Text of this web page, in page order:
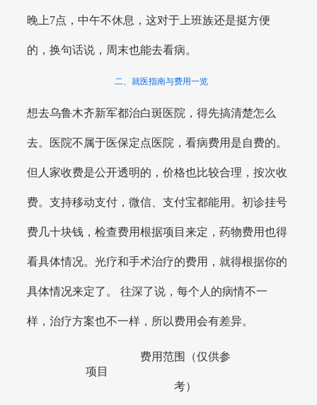
晚上7点，中午不休息，这对于上班族还是挺方便
的，换句话说，周末也能去看病。
二、就医指南与费用一览
想去乌鲁木齐新军都治白斑医院，得先搞清楚怎么
去。医院不属于医保定点医院，看病费用是自费的。
但人家收费是公开透明的，价格也比较合理，按次收
费。支持移动支付，微信、支付宝都能用。初诊挂号
费几十块钱，检查费用根据项目来定，药物费用也得
看具体情况。光疗和手术治疗的费用，就得根据你的
具体情况来定了。 往深了说，每个人的病情不一
样，治疗方案也不一样，所以费用会有差异。
项目
费用范围（仅供参
考）